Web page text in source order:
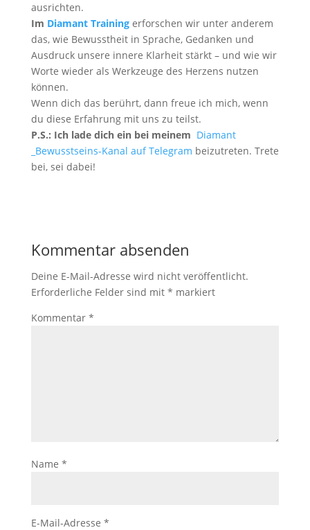
ausrichten.
Im Diamant Trainingerforschen wir unter anderem
das, wie Bewusstheit in Sprache, Gedanken und
Ausdruck unsere innere Klarheit stärkt – und wie wir
Worte wieder als Werkzeuge des Herzens nutzen
können.
Wenn dich das berührt, dann freue ich mich, wenn
du diese Erfahrung mit uns zu teilst.
P.S.: Ich lade dich ein bei meinem Diamant
_Bewusstseins-Kanal auf Telegram beizutreten. Trete
bei, sei dabei!
Kommentar absenden
Deine E-Mail-Adresse wird nicht veröffentlicht.
Erforderliche Felder sind mit * markiert
Kommentar *
Name *
E-Mail-Adresse *